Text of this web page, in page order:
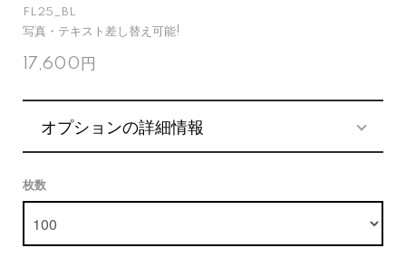
FL25_BL
写真・テキスト差し替え可能!
17,600円
オプションの詳細情報
枚数